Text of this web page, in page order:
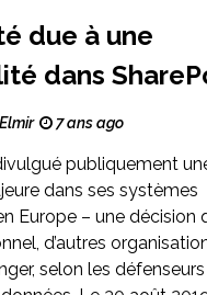
due à une
dans
7 ans ago
divulgué publiquement
dans ses systèmes
Europe – une décision
d’autres
selon les